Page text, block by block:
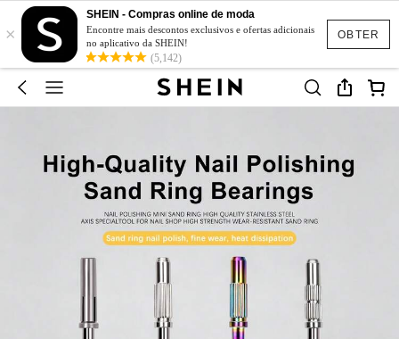
OBTER
×
SHEIN - Compras online de moda
Encontre mais descontos exclusivos e ofertas adicionais
no aplicativo da SHEIN!
(5,142)